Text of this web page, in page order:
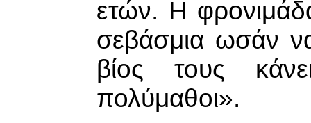
ετών. Η
σεβάσμια ωσάν
βίος τους
πολύμαθοι».